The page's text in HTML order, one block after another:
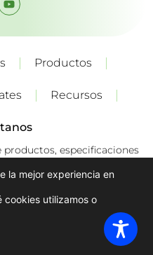
Productos
Recursos
especificaciones
constituyen
y no son vinculantes. Los
propias habilidades,
tener en cuenta el cultivo
producir el cultivo.
la mejor experiencia en
cookies utilizamos o